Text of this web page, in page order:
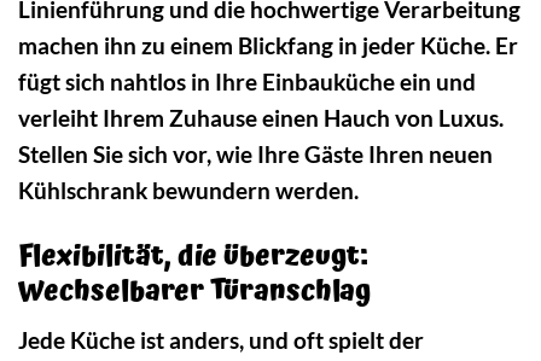
Linienführung und die hochwertige Verarbeitung
machen ihn zu einem Blickfang in jeder Küche. Er
fügt sich nahtlos in Ihre Einbauküche ein und
verleiht Ihrem Zuhause einen Hauch von Luxus.
Stellen Sie sich vor, wie Ihre Gäste Ihren neuen
Kühlschrank bewundern werden.
Flexibilität, die überzeugt:
Wechselbarer Türanschlag
Jede Küche ist anders, und oft spielt der